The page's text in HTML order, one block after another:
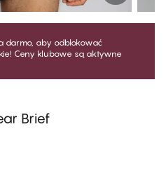
darmo, aby odblokować
Ceny klubowe są aktywne
Brief